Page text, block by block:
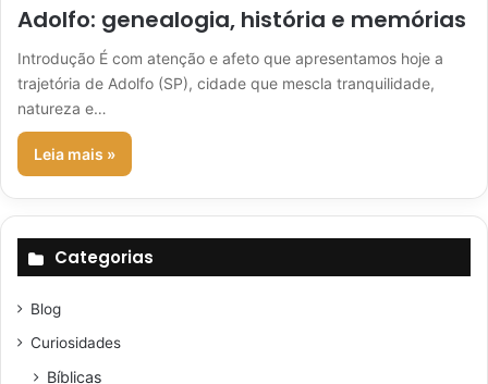
Adolfo: genealogia, história e memórias
Introdução É com atenção e afeto que apresentamos hoje a
trajetória de Adolfo (SP), cidade que mescla tranquilidade,
natureza e…
Leia mais »
Categorias
Blog
Curiosidades
Bíblicas